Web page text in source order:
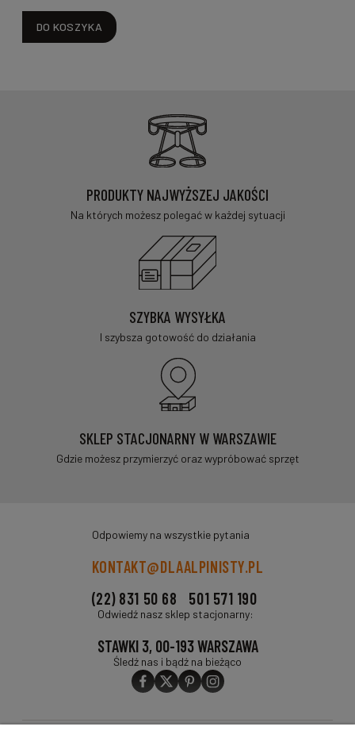
DO KOSZYKA
PRODUKTY NAJWYŻSZEJ JAKOŚCI
Na których możesz polegać w każdej sytuacji
SZYBKA WYSYŁKA
I szybsza gotowość do działania
SKLEP STACJONARNY W WARSZAWIE
Gdzie możesz przymierzyć oraz wypróbować sprzęt
Odpowiemy na wszystkie pytania
KONTAKT@DLAALPINISTY.PL
(22) 831 50 68
501 571 190
Odwiedź nasz sklep stacjonarny:
STAWKI 3, 00-193 WARSZAWA
Śledź nas i bądź na bieżąco